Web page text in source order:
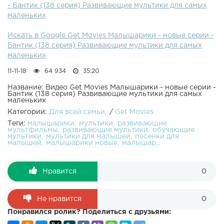
138- Бантик. Ссора и мирОго! Сегодня мы увидим
Пандочку в непривычном виде - без бантика. И как так
и теперь друзья поссорились. Что делать в таком случае?
Нужно извиниться и помириться!Сборник мультиков для
самых маленьких. Учим цифры и учимся считать с
от 0 до 4 лет. Играем, учимся и поём весёлые песенки с
Малышариками!
- Бантик (138 серия) Развивающие мультики для самых
маленьких
Искать в Google Get Movies Малышарики - новые серии -
Бантик (138 серия) Развивающие мультики для самых
маленьких
11-11-18 64 934 35:20
Название: Видео Get Movies Малышарики - новые серии -
Бантик (138 серия) Развивающие мультики для самых
маленьких
Категории: Для всей семьи / Get Movies
Теги: малышарики мультики
развивающие
мультфильмы
развивающие мультики
обучающие
мультики
мультики для малышей
песенки для
малышей
малышарики новые малышар...
Нравится 0
Не нравится 0
Понравился ролик? Поделиться с друзьями: